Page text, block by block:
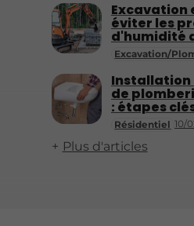
Excavation/
Excavation
éviter les
d'humidité
Résidentiel 10/
Installation
de
: étapes
Plus d'articles